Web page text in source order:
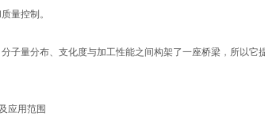
量控制。
子量分布、支化度与加工性能之间构架了一座桥梁，所以
应用范围